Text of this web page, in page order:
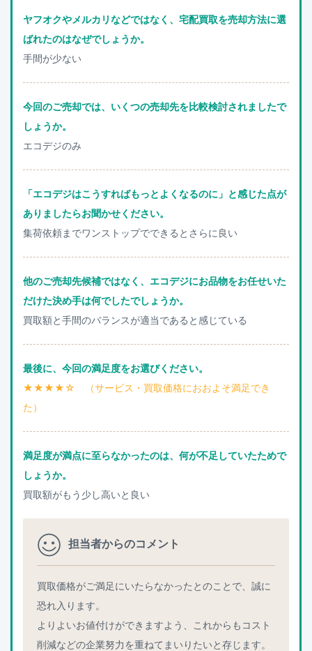
ヤフオクやメルカリなどではなく、宅配買取を売却方法に選
ばれたのはなぜでしょうか。
手間が少ない
今回のご売却では、いくつの売却先を比較検討されましたで
しょうか。
エコデジのみ
「エコデジはこうすればもっとよくなるのに」と感じた点が
ありましたらお聞かせください。
集荷依頼までワンストップでできるとさらに良い
他のご売却先候補ではなく、エコデジにお品物をお任せいた
だけた決め手は何でしたでしょうか。
買取額と手間のバランスが適当であると感じている
最後に、今回の満足度をお選びください。
★★★★☆ （サービス・買取価格におおよそ満足でき
た）
満足度が満点に至らなかったのは、何が不足していたためで
しょうか。
買取額がもう少し高いと良い
担当者からのコメント
買取価格がご満足にいたらなかったとのことで、誠に
恐れ入ります。
よりよいお値付けができますよう、これからもコスト
削減などの企業努力を重ねてまいりたいと存じます。